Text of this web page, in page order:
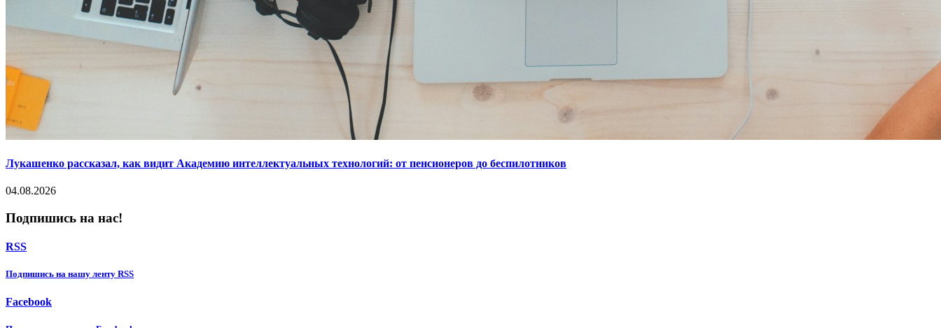
Лукашенко рассказал, как видит Академию интеллектуальных технологий: от пенсионеров до беспилотников
04.08.2026
Подпишись на нас!
RSS
Подпишиcь на нашу ленту RSS
Facebook